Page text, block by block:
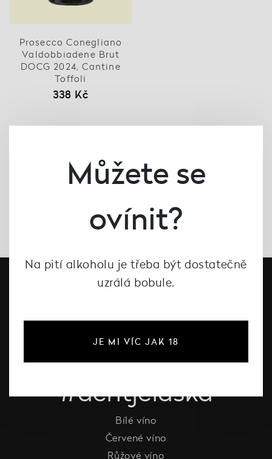
Prosecco Conegliano
Valdobbiadene Brut
DOCG 2024, Cantine
Toffoli
338 Kč
#dcntjelaska
Bílé víno
Červené víno
Růžové víno
Můžete se
ovínit?
Na pití alkoholu je třeba být dostatečně
uzrálá bobule.
JE MI VÍC JAK 18